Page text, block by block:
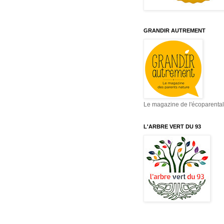
GRANDIR AUTREMENT
Le magazine de
L'ARBRE VERT DU 93